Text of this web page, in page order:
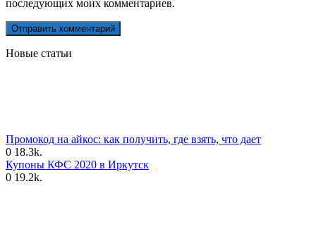
последующих моих комментариев.
Новые статьи
Промокод на айкос: как получить, где взять, что дает
0 18.3k.
Купоны КФС 2020 в Иркутск
0 19.2k.